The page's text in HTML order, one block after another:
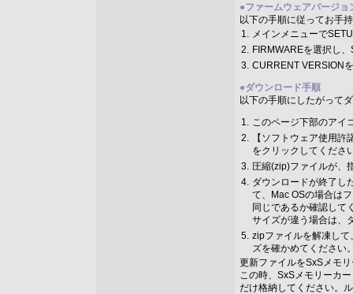
●ファームウェアバージョ
以下の手順に従ってお手
1. メインメニューで
2. FIRMWAREを選択し
3. CURRENT VERSION
●ダウンロード手順
以下の手順にしたがって
1. このページ下部のアイ
2.
【ソフトウェア使用
をクリックしてくださ
3. 圧縮(zip)ファイルが、
4. ダウンロードが終了し
て、Mac OSの場合は
同じであるか確認して
サイズが違う場合は、
5. zipファイルを解凍し
ズを確かめてください
更新ファイルをSxSメモ
この時、SxSメモリーカ
だけ格納してください。